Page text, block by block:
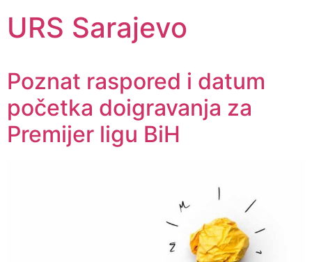
URS Sarajevo
Poznat raspored i datum
početka doigravanja za
Premijer ligu BiH